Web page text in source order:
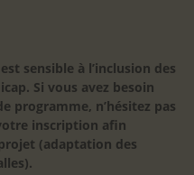
sensible à l’inclusion des
Si vous avez besoin
programme, n’hésitez pas
inscription afin
(adaptation des